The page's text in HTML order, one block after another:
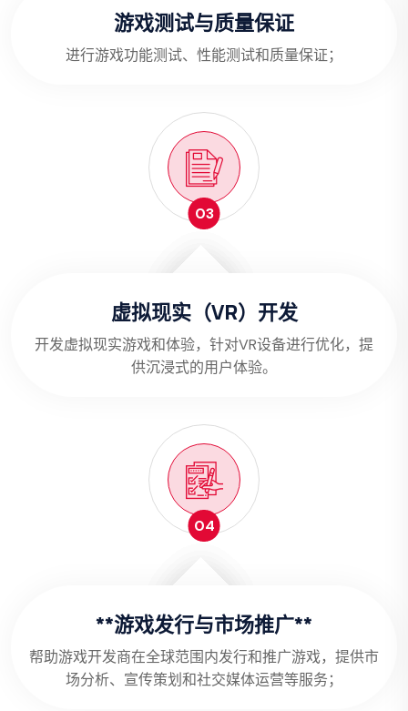
游戏测试与质量保证
进行游戏功能测试、性能测试和质量保证；
03
虚拟现实（VR）开发
开发虚拟现实游戏和体验，针对VR设备进行优化，提
供沉浸式的用户体验。
04
**游戏发行与市场推广**
帮助游戏开发商在全球范围内发行和推广游戏，提供市
场分析、宣传策划和社交媒体运营等服务；